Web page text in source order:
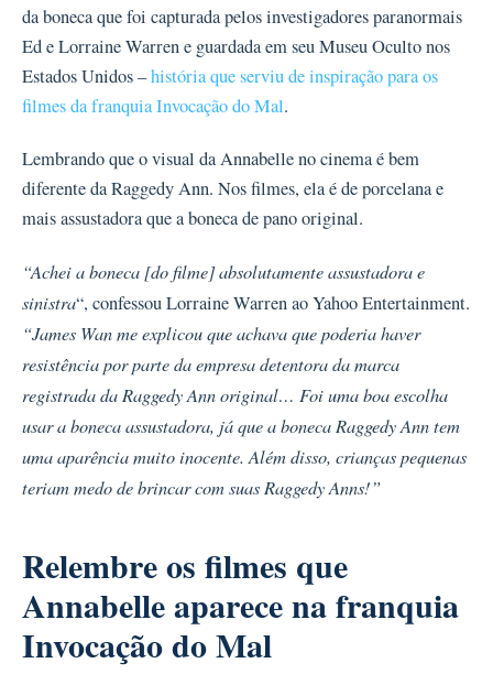
da boneca que foi capturada pelos investigadores paranormais
Ed e Lorraine Warren e guardada em seu Museu Oculto nos
Estados Unidos –história que serviu de inspiração para os
filmes da franquia Invocação do Mal.
Lembrando que o visual da Annabelle no cinema é bem
diferente da Raggedy Ann. Nos filmes, ela é de porcelana e
mais assustadora que a boneca de pano original.
“Achei a boneca [do filme] absolutamente assustadora e
sinistra“, confessou Lorraine Warren ao Yahoo Entertainment.
“James Wan me explicou que achava que poderia haver
resistência por parte da empresa detentora da marca
registrada da Raggedy Ann original… Foi uma boa escolha
usar a boneca assustadora, já que a boneca Raggedy Ann tem
uma aparência muito inocente. Além disso, crianças pequenas
teriam medo de brincar com suas Raggedy Anns!”
Relembre os filmes que
Annabelle aparece na franquia
Invocação do Mal